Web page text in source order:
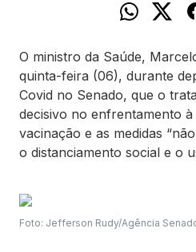
O ministro da Saúde,
quinta-feira (06), durante
Covid no Senado, que o
decisivo no enfrentamento à
vacinação e as medidas
o distanciamento social e o
Foto: Jefferson Rudy/Agência